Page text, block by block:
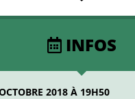
INFOS
2018 À 19H50